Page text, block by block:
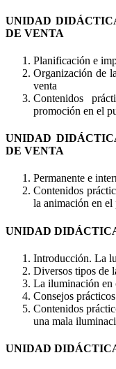
UNIDAD
DE VENTA
Planificación e
Organización de
venta
Contenidos
promoción en el
UNIDAD
DE VENTA
Permanente e
Contenidos
la animación en el
UNIDAD
Introducción. La
Diversos tipos de
La iluminación en
Consejos
Contenidos
una mala
UNIDAD